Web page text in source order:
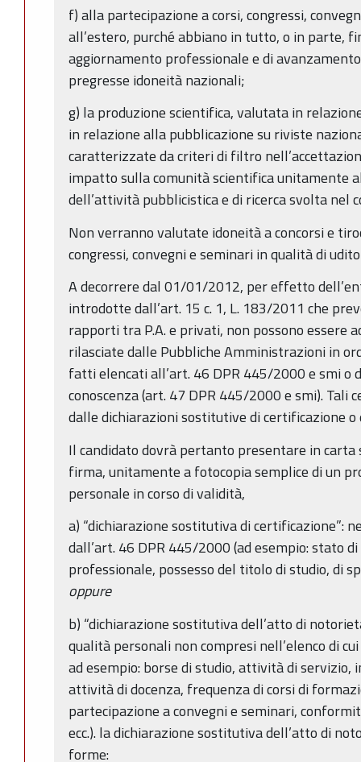
f) alla partecipazione a corsi, congressi,
all’estero, purché abbiano in tutto, o in parte,
aggiornamento professionale e di
pregresse idoneità nazionali;
g) la produzione scientifica, valutata in
in relazione alla pubblicazione su riviste
caratterizzate da criteri di filtro
impatto sulla comunità scientifica unitamente
dell’attività pubblicistica e di ricerca svolta nel
Non verranno valutate idoneità a concorsi e
congressi, convegni e seminari in qualità di
A decorrere dal 01/01/2012, per effetto
introdotte dall’art. 15 c. 1, L. 183/2011 che
rapporti tra P.A. e privati, non possono essere
rilasciate dalle Pubbliche Amministrazioni in
fatti elencati all’art. 46 DPR 445/2000 e smi o
conoscenza (art. 47 DPR 445/2000 e smi).
dalle dichiarazioni sostitutive di certificazione
Il candidato dovrà pertanto presentare in carta
firma, unitamente a fotocopia semplice di un
personale in corso di validità,
a) “dichiarazione sostitutiva di certificazione”:
dall’art. 46 DPR 445/2000 (ad esempio: stato
professionale, possesso del titolo di studio, di
oppure
b) “dichiarazione sostitutiva dell’atto di
qualità personali non compresi nell’elenco di
ad esempio: borse di studio, attività di servizio,
attività di docenza, frequenza di corsi di
partecipazione a convegni e seminari,
ecc.). la dichiarazione sostitutiva dell’atto di
forme: